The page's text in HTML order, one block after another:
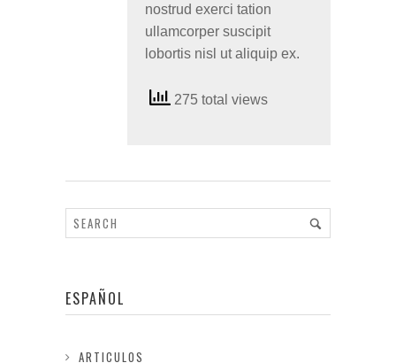
nostrud exerci tation
ullamcorper suscipit
lobortis nisl ut aliquip ex.
275 total views
ESPAÑOL
ARTICULOS